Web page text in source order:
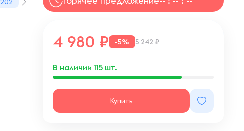
202
4 980 -5% 5 242 ₽
В наличии 115шт.
Купить